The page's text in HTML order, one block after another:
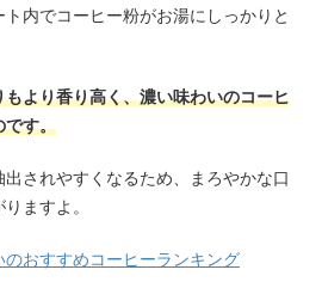
内でコーヒー粉がお湯にしっかりと
より香り高く、濃い味わいのコーヒ
です。
されやすくなるため、まろやかな口
ますよ。
のおすすめコーヒーランキング